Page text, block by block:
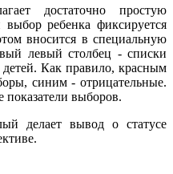
достаточно простую
выбор ребенка фиксируется
вносится в специальную
левый столбец - списки
Как правило, красным
синим - отрицательные.
показатели выборов.
делает вывод о статусе